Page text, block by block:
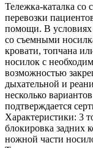
Тележка-каталка со
перевозки
помощи. В условиях
со съемными
кровати, топчана
носилок с
возможностью
дыхательной и
несколько
подтверждается
Характеристики: 3
блокировка задних
ножной части